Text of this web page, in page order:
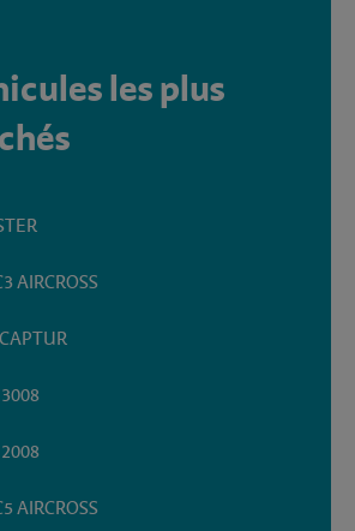
les plus
AIRCROSS
AIRCROSS